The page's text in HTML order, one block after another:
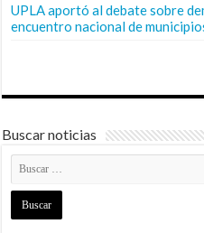
UPLA aportó al debate sobre
encuentro nacional de
Buscar noticias